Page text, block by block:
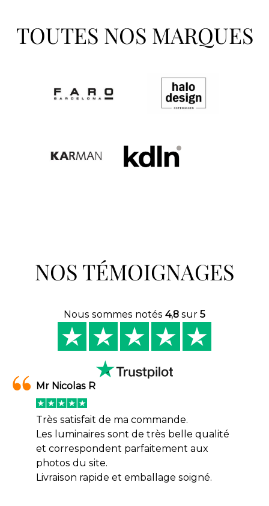
TOUTES NOS MARQUES
NOS TÉMOIGNAGES
Nous sommes notés 4,8 sur 5
Mr Nicolas R
Très satisfait de ma commande.
Les luminaires sont de très belle qualité
et correspondent parfaitement aux
photos du site.
Livraison rapide et emballage soigné.